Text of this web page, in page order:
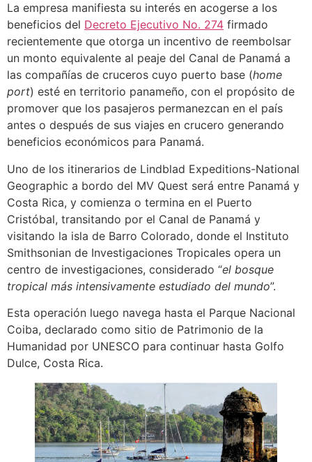
La empresa manifiesta su interés en acogerse a los
beneficios del Decreto Ejecutivo No. 274 firmado
recientemente que otorga un incentivo de reembolsar
un monto equivalente al peaje del Canal de Panamá a
las compañías de cruceros cuyo puerto base (home
port) esté en territorio panameño, con el propósito de
promover que los pasajeros permanezcan en el país
antes o después de sus viajes en crucero generando
beneficios económicos para Panamá.
Uno de los itinerarios de Lindblad Expeditions-National
Geographic a bordo del MV Quest será entre Panamá y
Costa Rica, y comienza o termina en el Puerto
Cristóbal, transitando por el Canal de Panamá y
visitando la isla de Barro Colorado, donde el Instituto
Smithsonian de Investigaciones Tropicales opera un
centro de investigaciones, considerado “el bosque
tropical más intensivamente estudiado del mundo”.
Esta operación luego navega hasta el Parque Nacional
Coiba, declarado como sitio de Patrimonio de la
Humanidad por UNESCO para continuar hasta Golfo
Dulce, Costa Rica.